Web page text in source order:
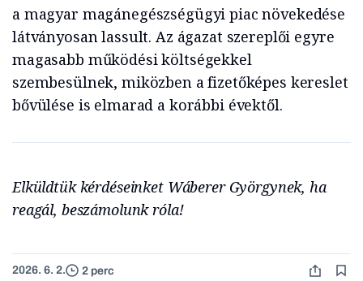
a magyar magánegészségügyi piac növekedése
látványosan lassult. Az ágazat szereplői egyre
magasabb működési költségekkel
szembesülnek, miközben a fizetőképes kereslet
bővülése is elmarad a korábbi évektől.
Elküldtük kérdéseinket Wáberer Györgynek, ha
reagál, beszámolunk róla!
2026. 6. 2. 2 perc